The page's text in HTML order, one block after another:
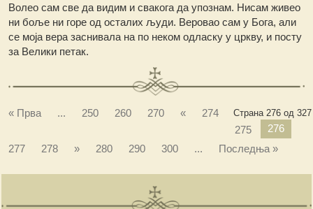
Волео сам све да видим и свакога да упознам. Нисам живео
ни боље ни горе од осталих људи. Веровао сам у Бога, али
се моја вера заснивала на по неком одласку у цркву, и посту
за Велики петак.
Страна 276 од 327
« Прва ... 250 260 270 «
274
275
276
277
278 » 280 290 300 ... Последња »